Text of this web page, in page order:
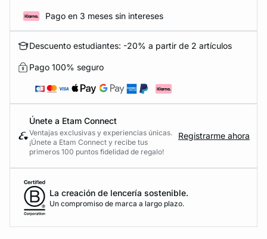
Pago en 3 meses sin intereses
Descuento estudiantes: -20% a partir de 2 artículos
Pago 100% seguro
Únete a Etam Connect
Ventajas exclusivas y experiencias únicas.
¡Únete a Etam Connect y recibe tus
primeros 100 puntos fidelidad de regalo!
Registrarme ahora
La creación de lencería sostenible.
Un compromiso de marca a largo plazo.